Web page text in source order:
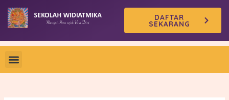
Skip
content
DAFTAR
SEKARANG